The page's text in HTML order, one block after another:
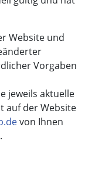
Website und
Vorgaben
jeweils aktuelle
auf der Website
von Ihnen